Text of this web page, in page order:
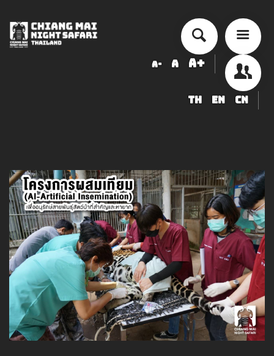
A- A A+
TH EN CN